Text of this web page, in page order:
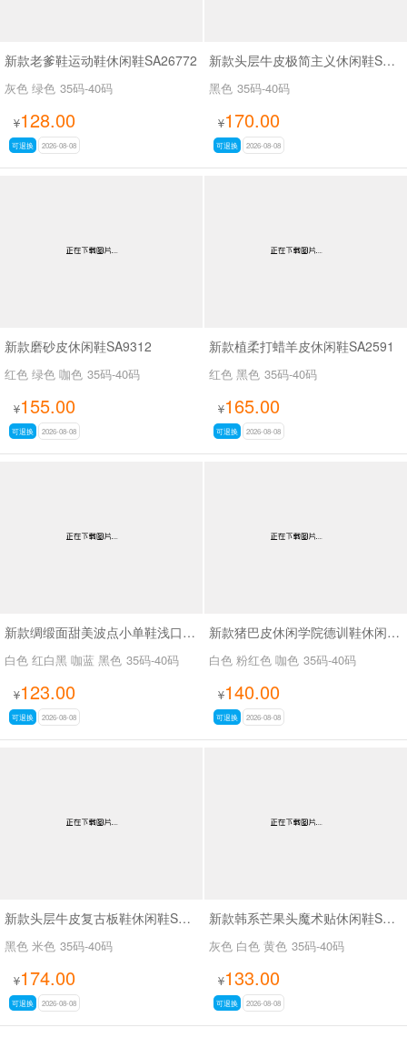
新款老爹鞋运动鞋休闲鞋SA26772
灰色 绿色 35码-40码
¥128.00
可退换 2026-08-08
新款头层牛皮极简主义休闲鞋SA9809B
黑色 35码-40码
¥170.00
可退换 2026-08-08
新款磨砂皮休闲鞋SA9312
红色 绿色 咖色 35码-40码
¥155.00
可退换 2026-08-08
新款植柔打蜡羊皮休闲鞋SA2591
红色 黑色 35码-40码
¥165.00
可退换 2026-08-08
新款绸缎面甜美波点小单鞋浅口小单鞋SA8135
白色 红白黑 咖蓝 黑色 35码-40码
¥123.00
可退换 2026-08-08
新款猪巴皮休闲学院德训鞋休闲鞋SA6078
白色 粉红色 咖色 35码-40码
¥140.00
可退换 2026-08-08
新款头层牛皮复古板鞋休闲鞋SA260
黑色 米色 35码-40码
¥174.00
可退换 2026-08-08
新款韩系芒果头魔术贴休闲鞋SA111
灰色 白色 黄色 35码-40码
¥133.00
可退换 2026-08-08